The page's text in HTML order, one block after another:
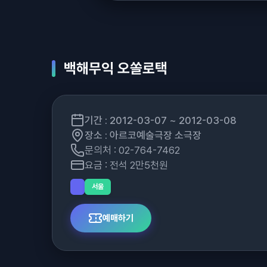
백해무익 오쏠로택
기간 : 2012-03-07 ~ 2012-03-08
장소 : 아르코예술극장 소극장
문의처 : 02-764-7462
요금 : 전석 2만5천원
서울
예매하기